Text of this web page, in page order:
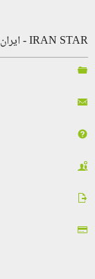
IRAN STAR - ایران استار